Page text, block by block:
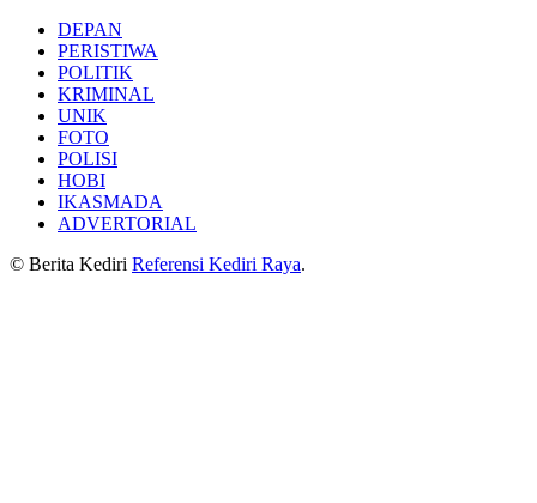
DEPAN
PERISTIWA
POLITIK
KRIMINAL
UNIK
FOTO
POLISI
HOBI
IKASMADA
ADVERTORIAL
© Berita Kediri Referensi Kediri Raya.